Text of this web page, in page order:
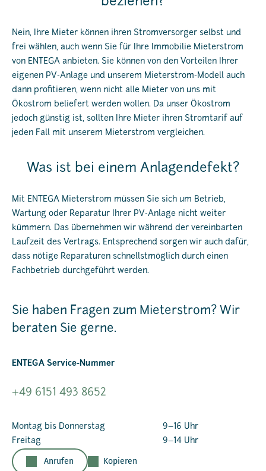
Nein, Ihre Mieter können ihren Stromversorger selbst und
frei wählen, auch wenn Sie für Ihre Immobilie Mieterstrom
von ENTEGA anbieten. Sie können von den Vorteilen Ihrer
eigenen PV-Anlage und unserem Mieterstrom-Modell auch
dann profitieren, wenn nicht alle Mieter von uns mit
Ökostrom beliefert werden wollen. Da unser Ökostrom
jedoch günstig ist, sollten Ihre Mieter ihren Stromtarif auf
jeden Fall mit unserem Mieterstrom vergleichen.
Was ist bei einem Anlagendefekt?
Mit ENTEGA Mieterstrom müssen Sie sich um Betrieb,
Wartung oder Reparatur Ihrer PV-Anlage nicht weiter
kümmern. Das übernehmen wir während der vereinbarten
Laufzeit des Vertrags. Entsprechend sorgen wir auch dafür,
dass nötige Reparaturen schnellstmöglich durch einen
Fachbetrieb durchgeführt werden.
Sie haben Fragen zum Mieterstrom? Wir
beraten Sie gerne.
ENTEGA Service-Nummer
+49 6151 493 8652
Montag bis Donnerstag
9–16 Uhr
Freitag
9–14 Uhr
Anrufen Kopieren